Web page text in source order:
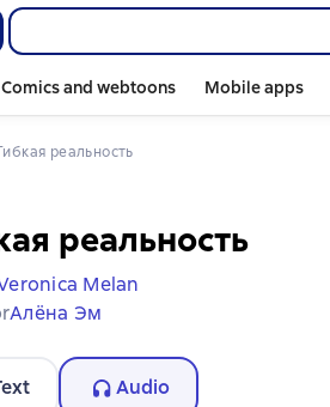
Comics and webtoons Mobile apps
Гибкая реальность
реальность
Melan
Алёна Эм
Audio